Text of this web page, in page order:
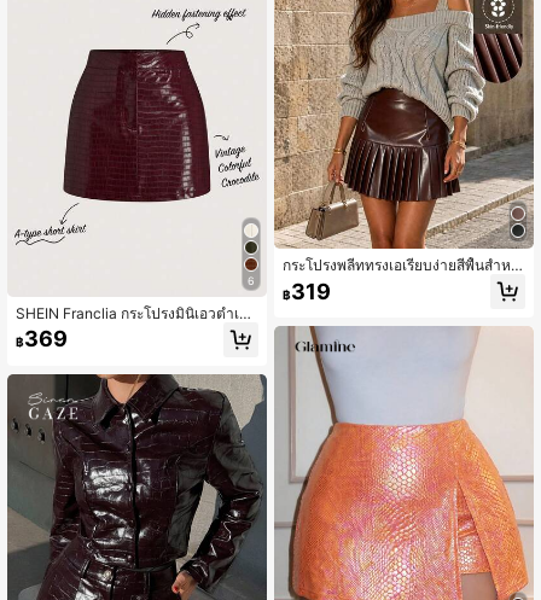
6
SHEIN Franclia กระโปรงมินิเอวต่ำเข้า
รูป, กระโปรงหนัง, ฤดูใบไม้ร่วง, สีเบอร์กั
นดี, วันหยุด, การแสดงบนเวทีของผู้หญิ
โปรงสีแดงเข้ม, กระโปรงสั้นทรงเอ, กระ
โปรงลายหนังจระเข้, กระโปรงหนังสีแด
ง, กระโปรงไวน์, กระโปรงผู้หญิง, ชุดปา
ร์ตี้, กระโปรงกางเกงขาสั้น, กระโปรงเอ
วสูงสำหรับผู้หญิง
฿369
กระโปรงพลีททรงเอเรียบง่ายสีพื้นสำหรั
บผู้หญิง ดีไซน์หนัง PU สุดหรู เหมาะสำ
หรับใส่ไปทำงานช่วงฤดูใบไม้ร่วง/ฤดูห
฿319